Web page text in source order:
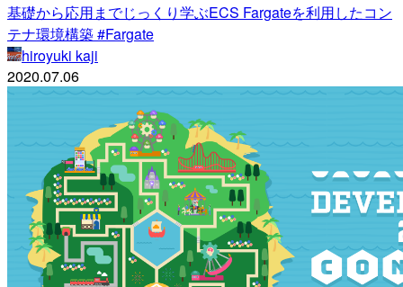
基礎から応用までじっくり学ぶECS Fargateを利用したコン
テナ環境構築 #Fargate
hiroyuki kaji
2020.07.06